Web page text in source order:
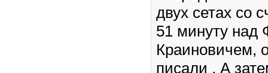
двух сетах со
51 минуту над
Краиновичем,
писали . А